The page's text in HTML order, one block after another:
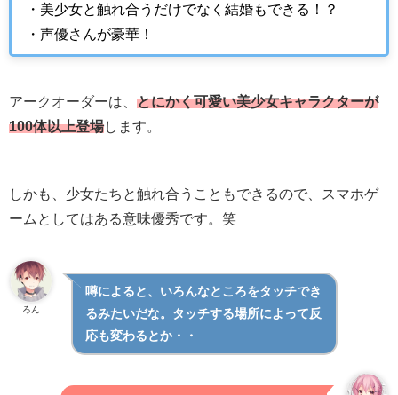
・美少女と触れ合うだけでなく結婚もできる！？
・声優さんが豪華！
アークオーダーは、 とにかく可愛い美少女キャラクターが
100体以上登場します。
しかも、少女たちと触れ合うこともできるので、スマホゲ
ームとしてはある意味優秀です。笑
ろん
噂によると、いろんなところをタッチでき
るみたいだな。タッチする場所によって反
応も変わるとか・・